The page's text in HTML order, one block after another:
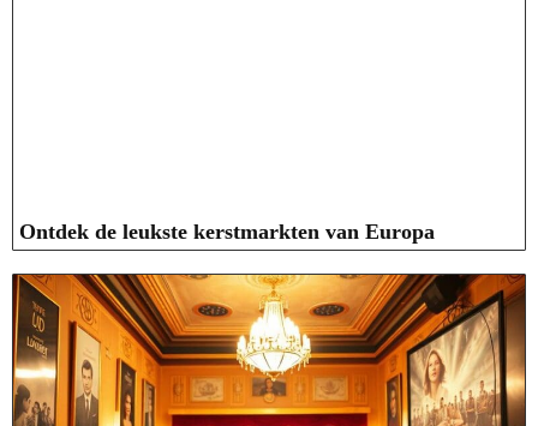
Ontdek de leukste kerstmarkten van Europa